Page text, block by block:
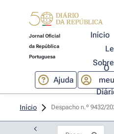
Jornal Oficial
da República
Portuguesa
Início
Ajuda
O
meu
Início Despacho n.º 9432/